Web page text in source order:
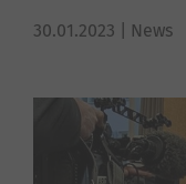
30.01.2023 | News